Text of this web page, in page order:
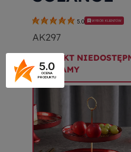
5.0 WYBÓR KLIENTÓW
AK297
PRODUKT
POLECAMY
5.0
OCENA
PRODUKTU